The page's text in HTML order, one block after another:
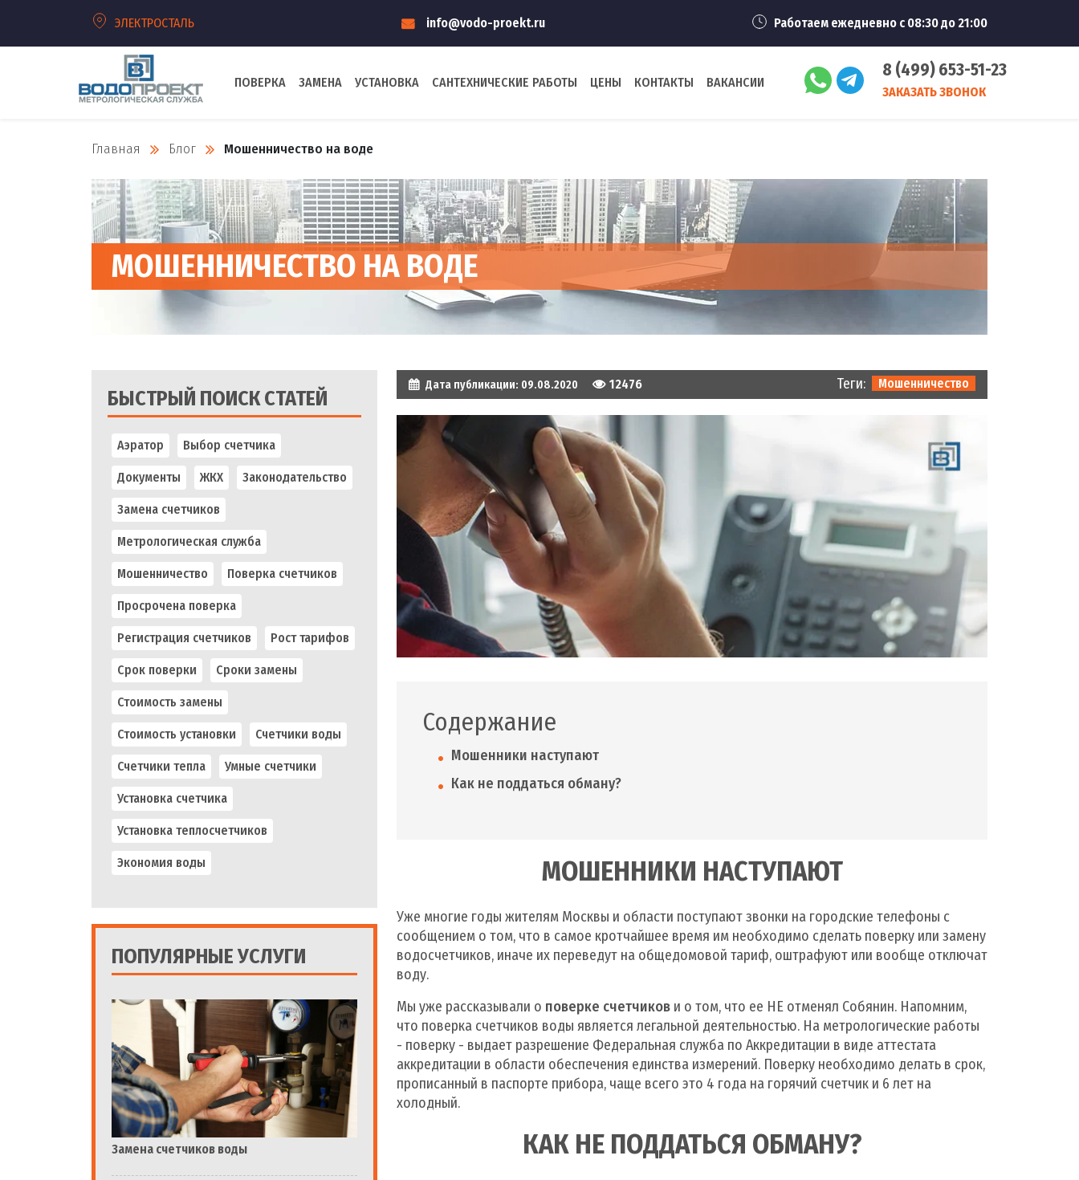
ЭЛЕКТРОСТАЛЬ info@vodo-proekt.ru Работаем ежедневно с 08:30 до 21:00
ПОВЕРКА ЗАМЕНА УСТАНОВКА САНТЕХНИЧЕСКИЕ РАБОТЫ ЦЕНЫ КОНТАКТЫ ВАКАНСИИ
8 (499) 653-51-23
ЗАКАЗАТЬ ЗВОНОК
Главная Блог Мошенничество на воде
МОШЕННИЧЕСТВО НА ВОДЕ
БЫСТРЫЙ ПОИСК СТАТЕЙ
Аэратор Выбор счетчика
Документы ЖКХ Законодательство
Замена счетчиков
Метрологическая служба
Мошенничество Поверка счетчиков
Просрочена поверка
Регистрация счетчиков Рост тарифов
Срок поверки Сроки замены
Стоимость замены
Стоимость установки Счетчики воды
Счетчики тепла Умные счетчики
Установка счетчика
Установка теплосчетчиков
Экономия воды
ПОПУЛЯРНЫЕ УСЛУГИ
Замена счетчиков воды
Дата публикации: 09.08.2020 12476 Теги: Мошенничество
Содержание
Мошенники наступают
Как не поддаться обману?
МОШЕННИКИ НАСТУПАЮТ
Уже многие годы жителям Москвы и области поступают звонки на городские телефоны с
сообщением о том, что в самое кротчайшее время им необходимо сделать поверку или замену
водосчетчиков, иначе их переведут на общедомовой тариф, оштрафуют или вообще отключат
воду.
Мы уже рассказывали о поверке счетчиков и о том, что ее НЕ отменял Собянин. Напомним,
что поверка счетчиков воды является легальной деятельностью. На метрологические работы
- поверку - выдает разрешение Федеральная служба по Аккредитации в виде аттестата
аккредитации в области обеспечения единства измерений. Поверку необходимо делать в срок,
прописанный в паспорте прибора, чаще всего это 4 года на горячий счетчик и 6 лет на
холодный.
КАК НЕ ПОДДАТЬСЯ ОБМАНУ?